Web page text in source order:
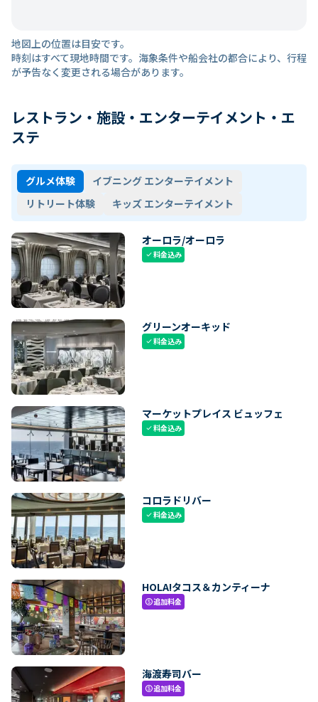
地図上の位置は目安です。
時刻はすべて現地時間です。海象条件や船会社の都合により、行程
が予告なく変更される場合があります。
レストラン・施設・エンターテイメント・エ
ステ
グルメ体験
イブニング エンターテイメント
リトリート体験
キッズ エンターテイメント
オーロラ/オーロラ
check料金込み
グリーンオーキッド
check料金込み
マーケットプレイス ビュッフェ
check料金込み
コロラドリバー
check料金込み
HOLA!タコス＆カンティーナ
paid追加料金
海渡寿司バー
paid追加料金